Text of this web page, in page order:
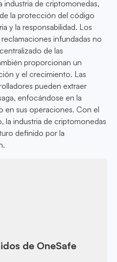
industria de criptomonedas,
la protección del código
y la responsabilidad. Los
infundadas no
de las
proporcionan un
y el crecimiento. Las
pueden extraer
enfocándose en la
en sus operaciones. Con el
la industria de criptomonedas
definido por la
de OneSafe